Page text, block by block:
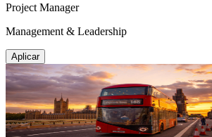
Project Manager
Management & Leadership
Aplicar